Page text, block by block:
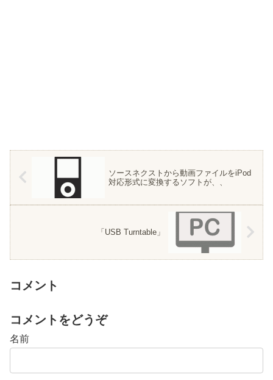
ソースネクストから動画ファイルをiPod
対応形式に変換するソフトが、、
「USB Turntable」
コメント
コメントをどうぞ
名前